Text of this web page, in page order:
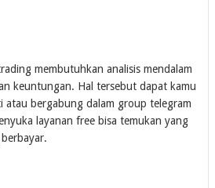
membutuhkan analisis mendalam
keuntungan. Hal tersebut dapat kamu
atau bergabung dalam group telegram
layanan free bisa temukan yang